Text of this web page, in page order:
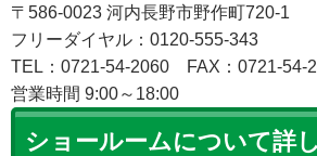
〒586-0023 河内長野市野作町720-1
フリーダイヤル：0120-555-343
TEL：0721-54-2060
FAX：0721-54-
営業時間 9:00～18:00
ショールームについて詳